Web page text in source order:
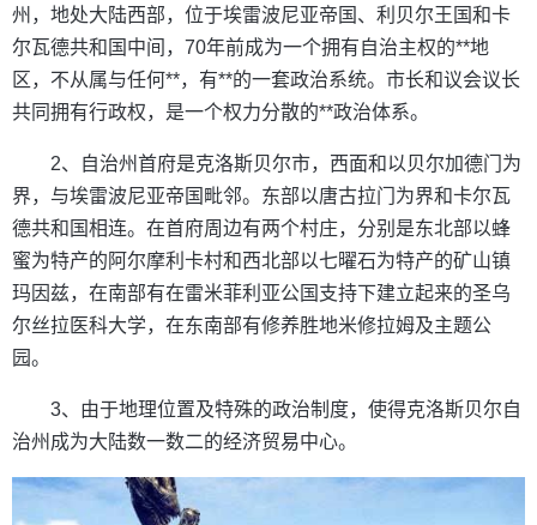
州，地处大陆西部，位于埃雷波尼亚帝国、利贝尔王国和卡
尔瓦德共和国中间，70年前成为一个拥有自治主权的**地
区，不从属与任何**，有**的一套政治系统。市长和议会议长
共同拥有行政权，是一个权力分散的**政治体系。
2、自治州首府是克洛斯贝尔市，西面和以贝尔加德门为
界，与埃雷波尼亚帝国毗邻。东部以唐古拉门为界和卡尔瓦
德共和国相连。在首府周边有两个村庄，分别是东北部以蜂
蜜为特产的阿尔摩利卡村和西北部以七曜石为特产的矿山镇
玛因兹，在南部有在雷米菲利亚公国支持下建立起来的圣乌
尔丝拉医科大学，在东南部有修养胜地米修拉姆及主题公
园。
3、由于地理位置及特殊的政治制度，使得克洛斯贝尔自
治州成为大陆数一数二的经济贸易中心。